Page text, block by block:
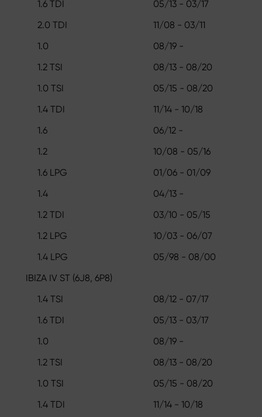
1.6 TDI
05/13 - 03/17
2.0 TDI
11/08 - 03/11
1.0
08/19 -
1.2 TSI
08/13 - 08/20
1.0 TSI
05/15 - 08/20
1.4 TDI
11/14 - 10/18
1.6
06/12 -
1.2
10/08 - 05/16
1.6 LPG
01/06 - 01/09
1.4
04/13 -
1.2 TDI
03/10 - 05/15
1.2 LPG
10/03 - 06/07
1.4 LPG
05/98 - 08/00
IBIZA IV ST (6J8, 6P8)
1.4 TSI
08/12 - 07/17
1.6 TDI
05/13 - 03/17
1.0
08/19 -
1.2 TSI
08/13 - 08/20
1.0 TSI
05/15 - 08/20
1.4 TDI
11/14 - 10/18